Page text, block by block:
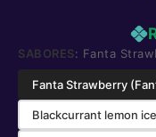
SABORES: Fanta
Fanta Strawberry
Blackcurrant lemon